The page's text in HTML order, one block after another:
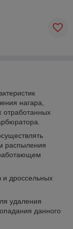
нагара,
отработанных
распыления
и дроссельных
удаления
данного